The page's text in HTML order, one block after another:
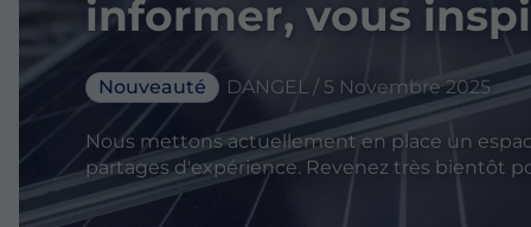
informer, vous
Nouveauté DANGEL / 5 Novembre 2025
Nous mettons actuellement en place un
partages d'expérience. Revenez très bientôt